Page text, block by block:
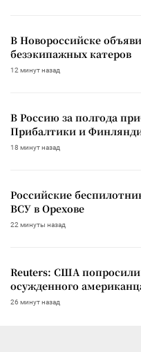
В Новороссийске
безэкипажных катеров
12 минут назад
В Россию за полгода
Прибалтики и
18 минут назад
Российские
ВСУ в Орехове
22 минуты назад
Reuters: США
осужденного
26 минут назад